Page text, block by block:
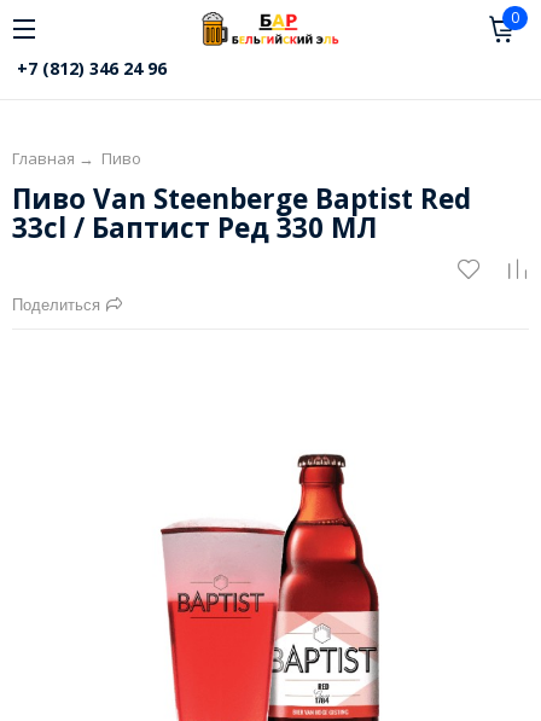
0
+7 (812) 346 24 96
Главная → Пиво
Пиво Van Steenberge Baptist Red
33cl / Баптист Ред 330 МЛ
Поделиться